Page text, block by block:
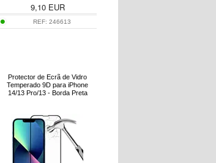
9,10EUR
REF:246613
Protector de Ecrã de Vidro
Temperado 9D para iPhone
14/13 Pro/13 - Borda Preta